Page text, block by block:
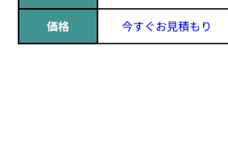
価格 今すぐお見積もり